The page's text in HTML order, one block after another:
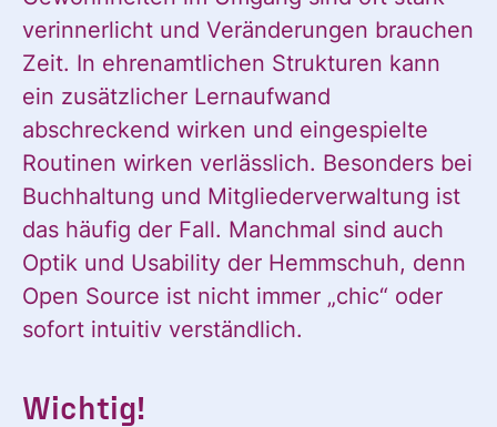
verinnerlicht und Veränderungen brauchen
Zeit. In ehrenamtlichen Strukturen kann
ein zusätzlicher Lernaufwand
abschreckend wirken und eingespielte
Routinen wirken verlässlich. Besonders bei
Buchhaltung und Mitgliederverwaltung ist
das häufig der Fall. Manchmal sind auch
Optik und Usability der Hemmschuh, denn
Open Source ist nicht immer „chic“ oder
sofort intuitiv verständlich.
Wichtig!